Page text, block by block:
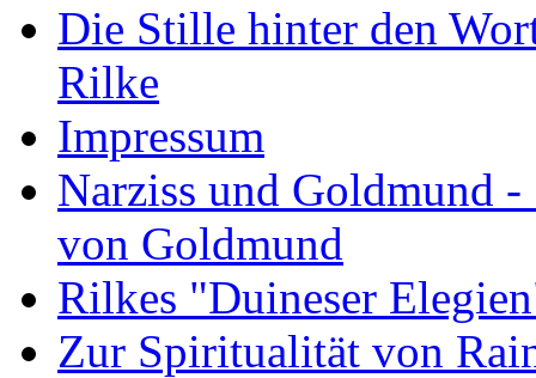
Die Stille hinter den
Rilke
Impressum
Narziss und Goldmund
von Goldmund
Rilkes "Duineser
Zur Spiritualität von